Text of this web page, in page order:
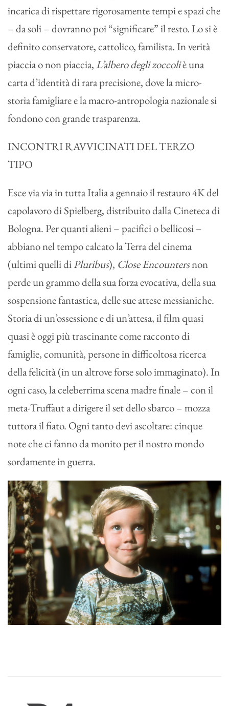
incarica di rispettare rigorosamente tempi e spazi che
– da soli – dovranno poi “significare” il resto. Lo si è
definito conservatore, cattolico, familista. In verità
piaccia o non piaccia, L’albero degli zoccoliè una
carta d’identità di rara precisione, dove la micro-
storia famigliare e la macro-antropologia nazionale si
fondono con grande trasparenza.
INCONTRI RAVVICINATI DEL TERZO
TIPO
Esce via via in tutta Italia a gennaio il restauro 4K del
capolavoro di Spielberg, distribuito dalla Cineteca di
Bologna. Per quanti alieni – pacifici o bellicosi –
abbiano nel tempo calcato la Terra del cinema
(ultimi quelli diPluribus), Close Encountersnon
perde un grammo della sua forza evocativa, della sua
sospensione fantastica, delle sue attese messianiche.
Storia di un’ossessione e di un’attesa, il film quasi
quasi è oggi più trascinante come racconto di
famiglie, comunità, persone in difficoltosa ricerca
della felicità (in un altrove forse solo immaginato). In
ogni caso, la celeberrima scena madre finale – con il
meta-Truffaut a dirigere il set dello sbarco – mozza
tuttora il fiato. Ogni tanto devi ascoltare: cinque
note che ci fanno da monito per il nostro mondo
sordamente in guerra.